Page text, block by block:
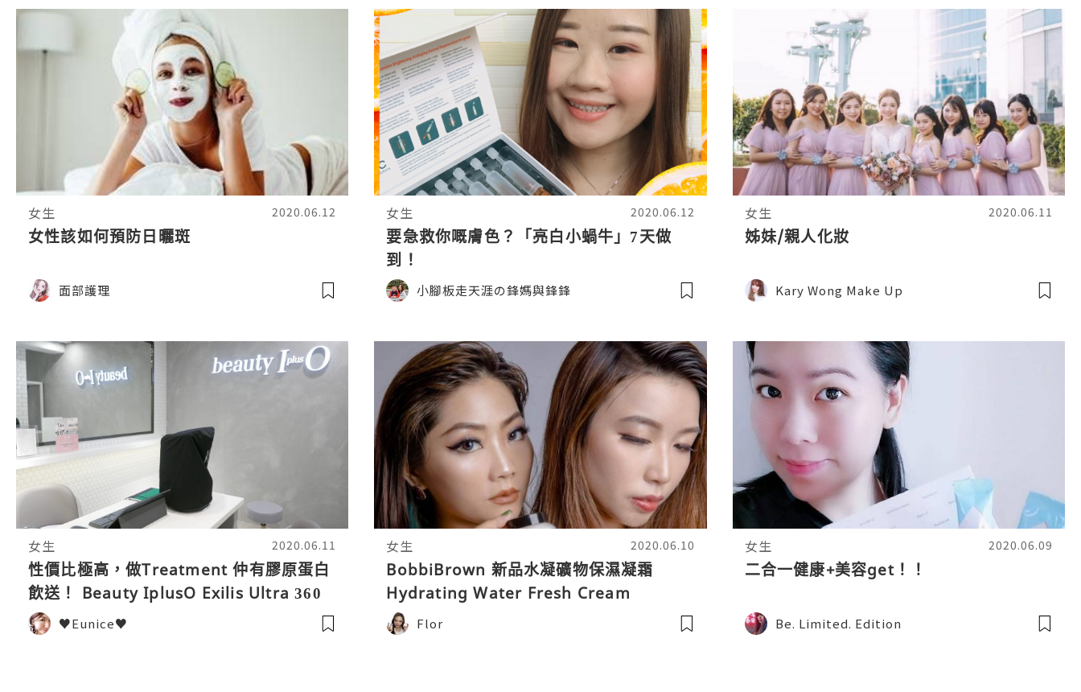
女生 2020.06.12
女性該如何預防日曬斑
面部護理
女生 2020.06.12
要急救你嘅膚色？「亮白小蝸牛」7天做
到！
小腳板走天涯の鋒媽與鋒鋒
女生 2020.06.11
姊妹/親人化妝
Kary Wong Make Up
女生 2020.06.11
性價比極高，做Treatment 仲有膠原蛋白
飲送！ Beauty IplusO Exilis Ultra 360
全面緊緻瘦面療程
♥Eunice♥
女生 2020.06.10
BobbiBrown 新品水凝礦物保濕凝霜
Hydrating Water Fresh Cream
Flor
女生 2020.06.09
二合一健康+美容get！！
Be. Limited. Edition